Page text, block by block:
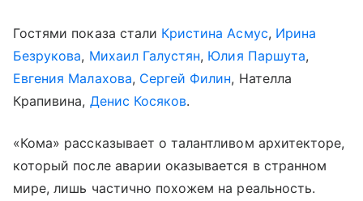
Гостями показа стали Кристина Асмус, Ирина
Безрукова, Михаил Галустян, Юлия Паршута,
Евгения Малахова, Сергей Филин, Нателла
Крапивина, Денис Косяков.
«Кома» рассказывает о талантливом архитекторе,
который после аварии оказывается в странном
мире, лишь частично похожем на реальность.